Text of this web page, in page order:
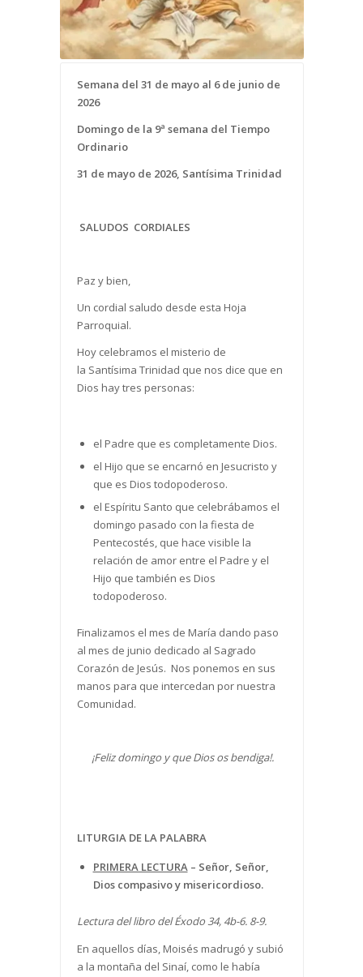
Semana del 31 de mayo al 6 de junio de
2026
Domingo de la 9ª semana del Tiempo
Ordinario
31 de mayo de 2026, Santísima Trinidad
SALUDOS CORDIALES
Paz y bien,
Un cordial saludo desde esta Hoja
Parroquial.
Hoy celebramos el misterio de
la Santísima Trinidad que nos dice que en
Dios hay tres personas:
el Padre que es completamente Dios.
el Hijo que se encarnó en Jesucristo y
que es Dios todopoderoso.
el Espíritu Santo que celebrábamos el
domingo pasado con la fiesta de
Pentecostés, que hace visible la
relación de amor entre el Padre y el
Hijo que también es Dios
todopoderoso.
Finalizamos el mes de María dando paso
al mes de junio dedicado al Sagrado
Corazón de Jesús. Nos ponemos en sus
manos para que intercedan por nuestra
Comunidad.
¡Feliz domingo y que Dios os bendiga!.
LITURGIA DE LA PALABRA
PRIMERA LECTURA– Señor, Señor,
Dios compasivo y misericordioso.
Lectura del libro del Éxodo 34, 4b-6. 8-9.
En aquellos días, Moisés madrugó y subió
a la montaña del Sinaí, como le había